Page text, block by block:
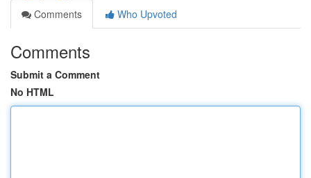
Comments
Who Upvoted
Comments
Submit a Comment
No HTML